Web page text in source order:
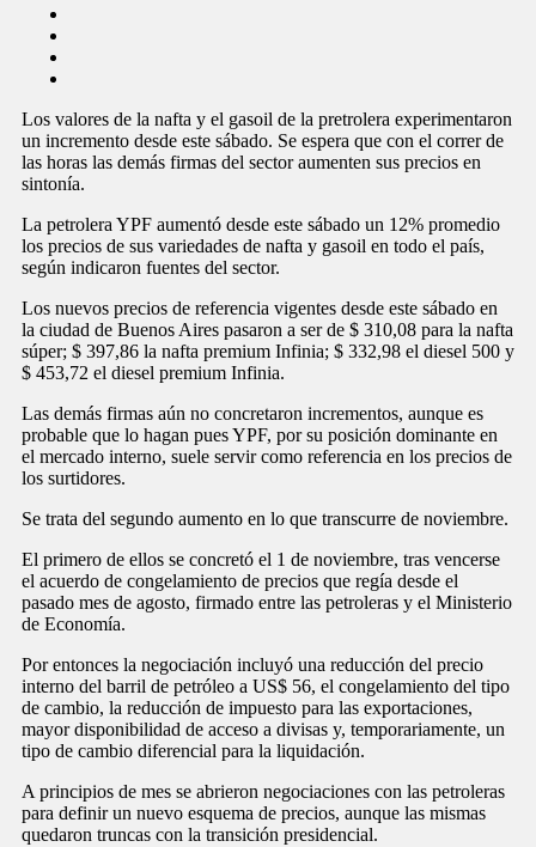
Los valores de la nafta y el gasoil de la pretrolera experimentaron
un incremento desde este sábado. Se espera que con el correr de
las horas las demás firmas del sector aumenten sus precios en
sintonía.
La petrolera YPF aumentó desde este sábado un 12% promedio
los precios de sus variedades de nafta y gasoil en todo el país,
según indicaron fuentes del sector.
Los nuevos precios de referencia vigentes desde este sábado en
la ciudad de Buenos Aires pasaron a ser de $ 310,08 para la nafta
súper; $ 397,86 la nafta premium Infinia; $ 332,98 el diesel 500 y
$ 453,72 el diesel premium Infinia.
Las demás firmas aún no concretaron incrementos, aunque es
probable que lo hagan pues YPF, por su posición dominante en
el mercado interno, suele servir como referencia en los precios de
los surtidores.
Se trata del segundo aumento en lo que transcurre de noviembre.
El primero de ellos se concretó el 1 de noviembre, tras vencerse
el acuerdo de congelamiento de precios que regía desde el
pasado mes de agosto, firmado entre las petroleras y el Ministerio
de Economía.
Por entonces la negociación incluyó una reducción del precio
interno del barril de petróleo a US$ 56, el congelamiento del tipo
de cambio, la reducción de impuesto para las exportaciones,
mayor disponibilidad de acceso a divisas y, temporariamente, un
tipo de cambio diferencial para la liquidación.
A principios de mes se abrieron negociaciones con las petroleras
para definir un nuevo esquema de precios, aunque las mismas
quedaron truncas con la transición presidencial.